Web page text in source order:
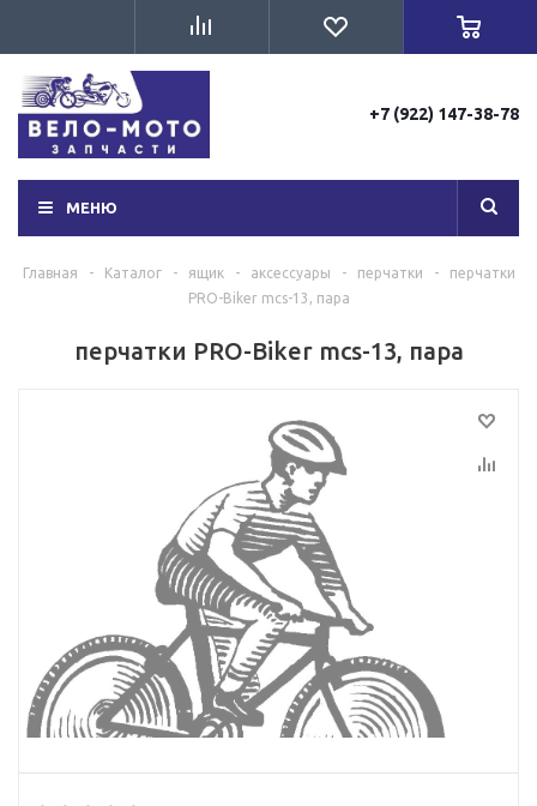
+7 (922) 147-38-78
МЕНЮ
Главная - Каталог - ящик - аксессуары - перчатки -
перчатки
PRO-Biker mcs-13, пара
перчатки PRO-Biker mcs-13, пара